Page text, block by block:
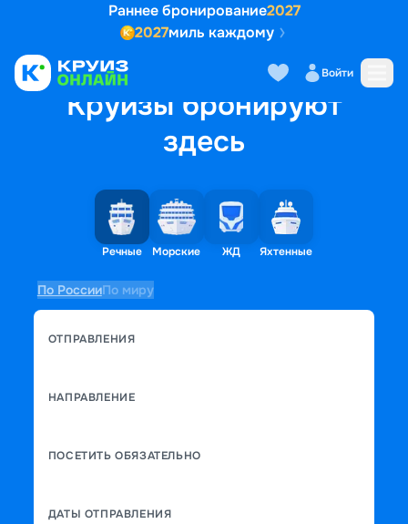
Раннее бронирование2027
2027миль каждому
Войти
Круизы бронируют
здесь
Речные Морские ЖД Яхтенные
По РоссииПо миру
ОТПРАВЛЕНИЯ
НАПРАВЛЕНИЕ
ПОСЕТИТЬ ОБЯЗАТЕЛЬНО
ДАТЫ ОТПРАВЛЕНИЯ